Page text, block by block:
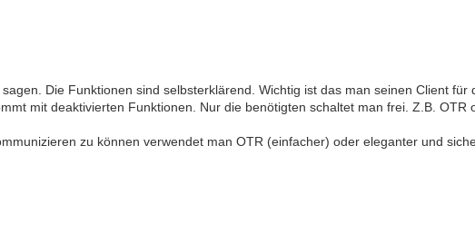
Die Funktionen sind selbsterklärend. Wichtig ist das man seinen Client für
mit deaktivierten Funktionen. Nur die benötigten schaltet man frei. Z.B. OTR
zu können verwendet man OTR (einfacher) oder eleganter und